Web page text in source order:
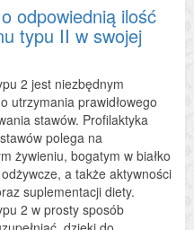
odpowiednią ilość
typu II w swojej
2 jest niezbędnym
utrzymania prawidłowego
stawów. Profilaktyka
polega na
żywieniu, bogatym w białko
odżywcze, a także aktywności
suplementacji diety.
2 w prosty sposób